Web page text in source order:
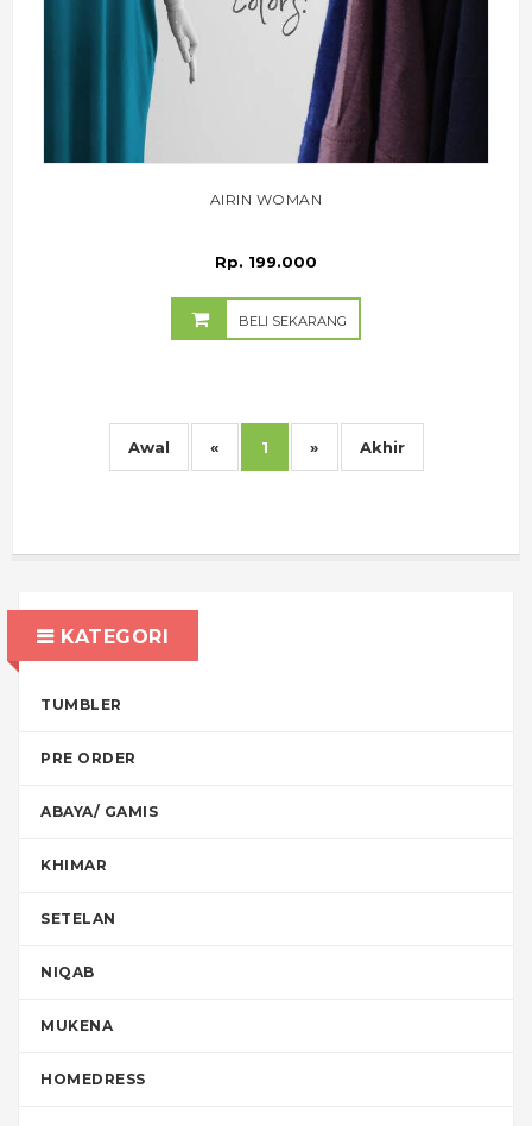
AIRIN WOMAN
Rp. 199.000
BELI SEKARANG
Awal « 1 » Akhir
KATEGORI
TUMBLER
PRE ORDER
ABAYA/ GAMIS
KHIMAR
SETELAN
NIQAB
MUKENA
HOMEDRESS